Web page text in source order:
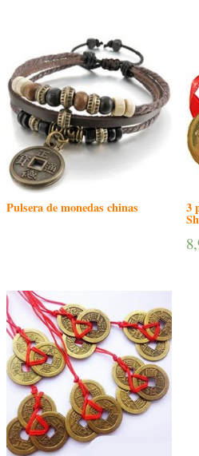
Pulsera de monedas chinas 3